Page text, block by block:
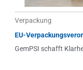
Verpackung
EU-
GemPSI schafft